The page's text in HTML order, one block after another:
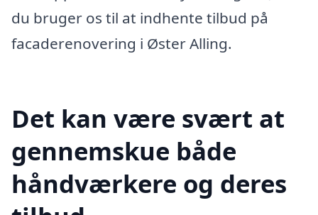
du bruger os til at indhente tilbud på
facaderenovering i Øster Alling.
Det kan være svært at
gennemskue både
håndværkere og deres